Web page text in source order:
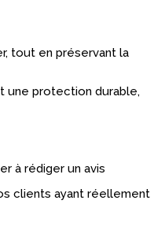
tout en préservant la
une protection durable,
à rédiger un avis
clients ayant réellement